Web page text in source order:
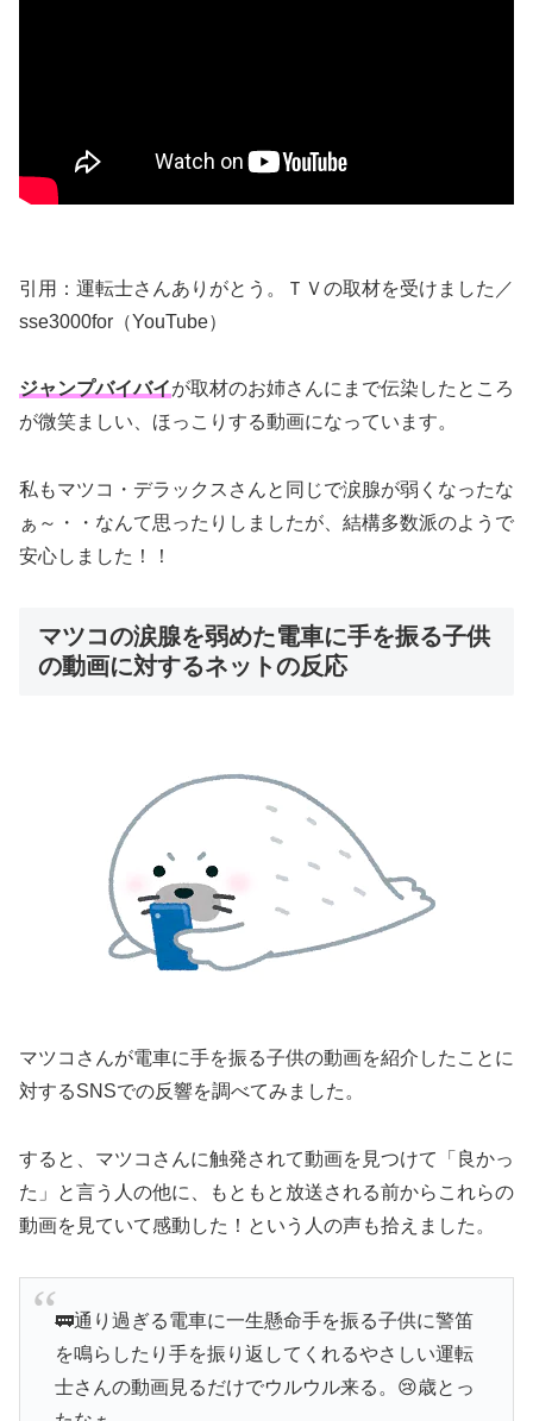
引用：運転士さんありがとう。ＴＶの取材を受けました／
sse3000for（YouTube）
ジャンプバイバイが取材のお姉さんにまで伝染したところ
が微笑ましい、ほっこりする動画になっています。
私もマツコ・デラックスさんと同じで涙腺が弱くなったな
ぁ～・・なんて思ったりしましたが、結構多数派のようで
安心しました！！
マツコの涙腺を弱めた電車に手を振る子供
の動画に対するネットの反応
マツコさんが電車に手を振る子供の動画を紹介したことに
対するSNSでの反響を調べてみました。
すると、マツコさんに触発されて動画を見つけて「良かっ
た」と言う人の他に、もともと放送される前からこれらの
動画を見ていて感動した！という人の声も拾えました。
🚃通り過ぎる電車に一生懸命手を振る子供に警笛
を鳴らしたり手を振り返してくれるやさしい運転
士さんの動画見るだけでウルウル来る。😢歳とっ